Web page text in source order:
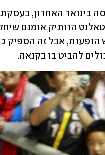
להביט בו בקנאה.